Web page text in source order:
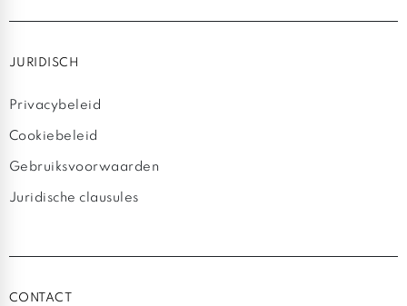
JURIDISCH
Privacybeleid
Cookiebeleid
Gebruiksvoorwaarden
Juridische clausules
CONTACT